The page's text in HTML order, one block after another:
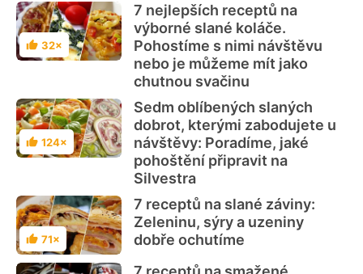
Hodnocení
32×
7 nejlepších receptů na
výborné slané koláče.
Pohostíme s nimi návštěvu
nebo je můžeme mít jako
chutnou svačinu
Hodnocení
124×
Sedm oblíbených slaných
dobrot, kterými zabodujete u
návštěvy: Poradíme, jaké
pohoštění připravit na
Silvestra
Hodnocení
71×
7 receptů na slané záviny:
Zeleninu, sýry a uzeniny
dobře ochutíme